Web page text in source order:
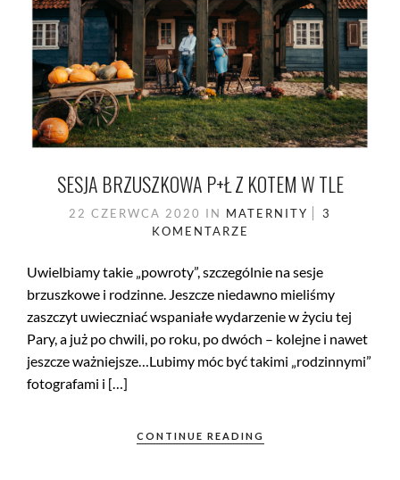
SESJA BRZUSZKOWA P+Ł Z KOTEM W TLE
22 CZERWCA 2020 IN MATERNITY
3
KOMENTARZE
Uwielbiamy takie „powroty”, szczególnie na sesje
brzuszkowe i rodzinne. Jeszcze niedawno mieliśmy
zaszczyt uwieczniać wspaniałe wydarzenie w życiu tej
Pary, a już po chwili, po roku, po dwóch – kolejne i nawet
jeszcze ważniejsze…Lubimy móc być takimi „rodzinnymi”
fotografami i […]
CONTINUE READING